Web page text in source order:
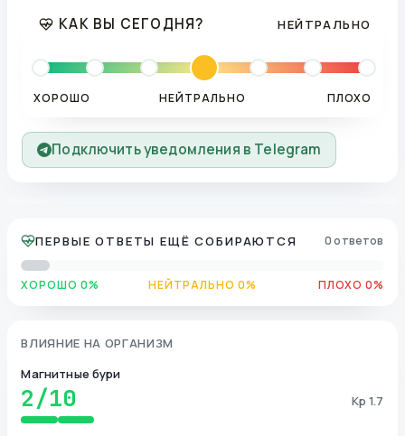
КАК ВЫ СЕГОДНЯ? НЕЙТРАЛЬНО
ХОРОШО НЕЙТРАЛЬНО ПЛОХО
Подключить уведомления в Telegram
ПЕРВЫЕ ОТВЕТЫ ЕЩЁ СОБИРАЮТСЯ 0 ответов
ХОРОШО 0% НЕЙТРАЛЬНО 0% ПЛОХО 0%
ВЛИЯНИЕ НА ОРГАНИЗМ
Магнитные бури
2/10 Kp 1.7